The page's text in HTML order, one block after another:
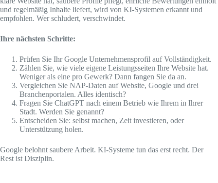
und regelmäßig Inhalte liefert, wird von KI-Systemen erkannt und
empfohlen. Wer schludert, verschwindet.
Ihre nächsten Schritte:
Prüfen Sie Ihr Google Unternehmensprofil auf Vollständigkeit.
Zählen Sie, wie viele eigene Leistungsseiten Ihre Website hat.
Weniger als eine pro Gewerk? Dann fangen Sie da an.
Vergleichen Sie NAP-Daten auf Website, Google und drei
Branchenportalen. Alles identisch?
Fragen Sie ChatGPT nach einem Betrieb wie Ihrem in Ihrer
Stadt. Werden Sie genannt?
Entscheiden Sie: selbst machen, Zeit investieren, oder
Unterstützung holen.
Google belohnt saubere Arbeit. KI-Systeme tun das erst recht. Der
Rest ist Disziplin.